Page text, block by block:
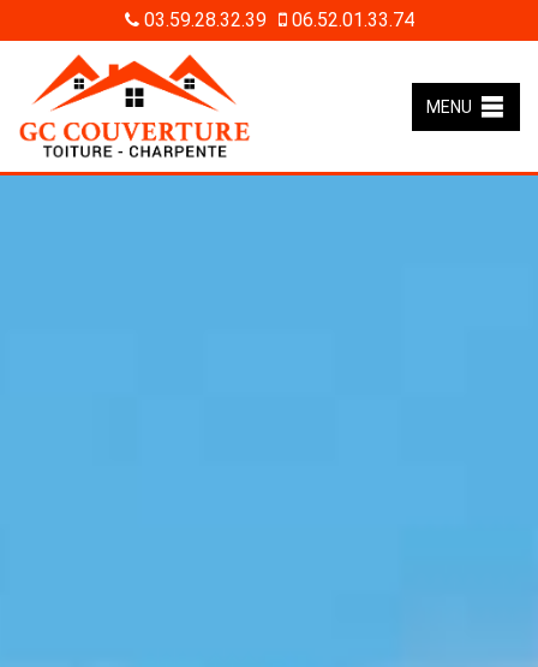
03.59.28.32.39 06.52.01.33.74
MENU